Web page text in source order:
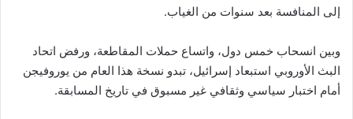
إلى المنافسة بعد سنوات من الغياب.
وبين انسحاب خمس دول، واتساع حملات المقاطعة، ورفض اتحاد
البث الأوروبي استبعاد إسرائيل، تبدو نسخة هذا العام من يوروفيجن
أمام اختبار سياسي وثقافي غير مسبوق في تاريخ المسابقة.